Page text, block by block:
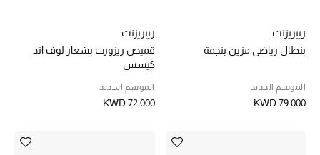
ريبريزنت
بنطال رياضي مزين بنجمة
الموسم الجديد
KWD 79.000
ريبريزنت
قميص ريزورت بشعار لوف اند
كيسس
الموسم الجديد
KWD 72.000